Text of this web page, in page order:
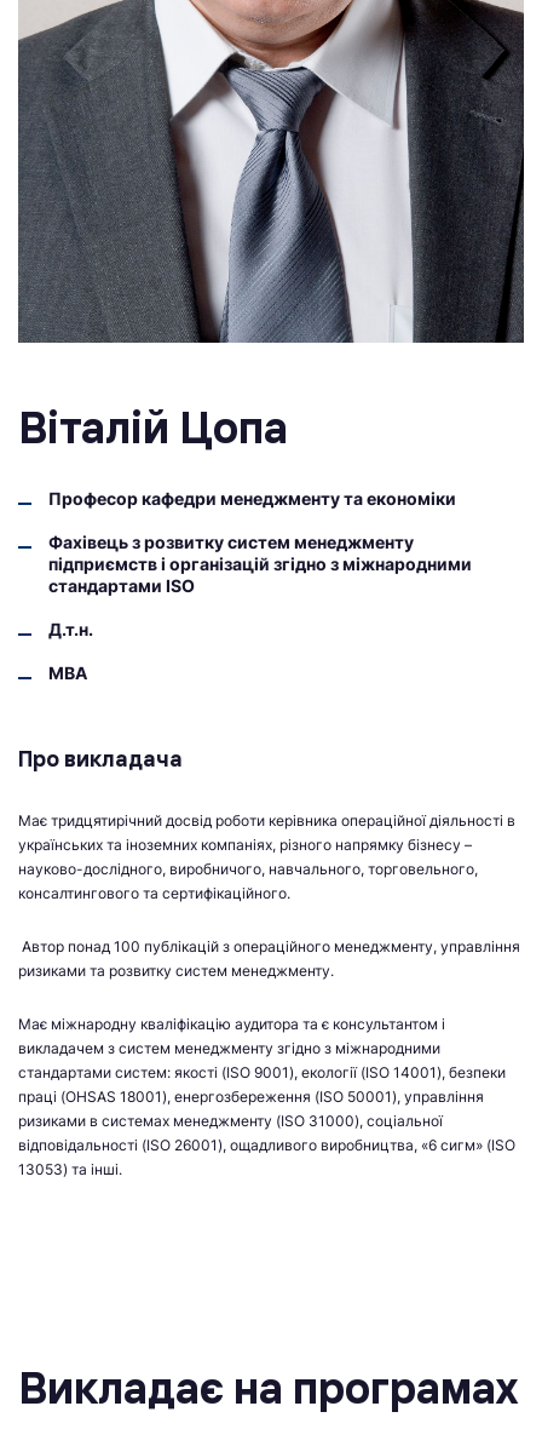
Віталій Цопа
Професор кафедри менеджменту та економіки
Фахівець з розвитку систем менеджменту
підприємств і організацій згідно з міжнародними
стандартами ISO
Д.т.н.
МВА
Про викладача
Має тридцятирічний досвід роботи керівника операційної діяльності в
українських та іноземних компаніях, різного напрямку бізнесу –
науково-дослідного, виробничого, навчального, торговельного,
консалтингового та сертифікаційного.
Автор понад 100 публікацій з операційного менеджменту, управління
ризиками та розвитку систем менеджменту.
Має міжнародну кваліфікацію аудитора та є консультантом і
викладачем з систем менеджменту згідно з міжнародними
стандартами систем: якості (ISO 9001), екології (ISO 14001), безпеки
праці (OHSAS 18001), енергозбереження (ISO 50001), управління
ризиками в системах менеджменту (ISO 31000), соціальної
відповідальності (ISO 26001), ощадливого виробництва, «6 сигм» (ISO
13053) та інші.
Викладає на програмах